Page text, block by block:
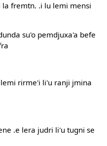
fremtn. .i lu lemi mensi
su'o pemdjuxa'a befe
rirme'i li'u ranji jmina
.e lera judri li'u tugni se